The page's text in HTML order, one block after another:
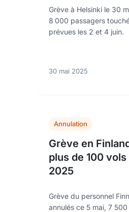
Grève à Helsinki le 30
8 000 passagers
prévues les 2 et 4 juin.
30 mai 2025
Annulation
Grève en
plus de 100
2025
Grève du personnel
annulés ce 5 mai, 7